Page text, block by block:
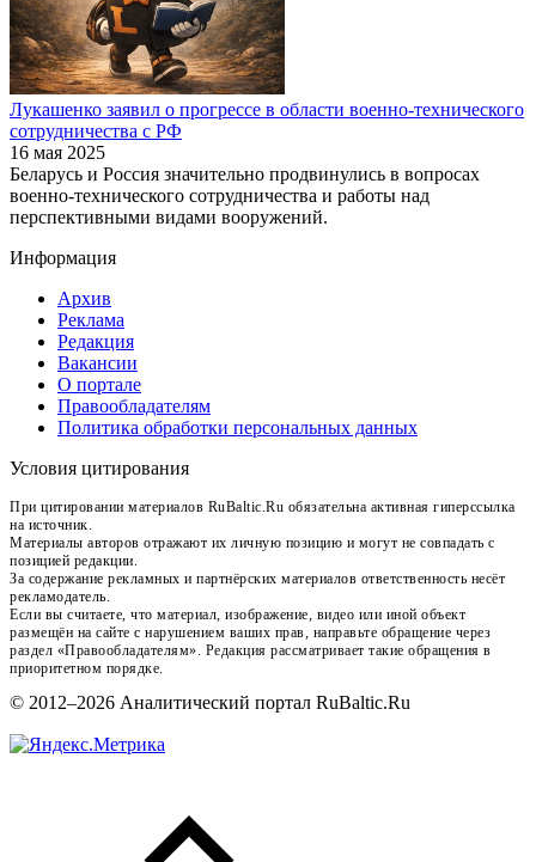
Лукашенко заявил о прогрессе в области военно-технического
сотрудничества с РФ
16 мая 2025
Беларусь и Россия значительно продвинулись в вопросах
военно-технического сотрудничества и работы над
перспективными видами вооружений.
Информация
Архив
Реклама
Редакция
Вакансии
О портале
Правообладателям
Политика обработки персональных данных
Условия цитирования
При цитировании материалов RuBaltic.Ru обязательна активная гиперссылка
на источник.
Материалы авторов отражают их личную позицию и могут не совпадать с
позицией редакции.
За содержание рекламных и партнёрских материалов ответственность несёт
рекламодатель.
Если вы считаете, что материал, изображение, видео или иной объект
размещён на сайте с нарушением ваших прав, направьте обращение через
раздел «Правообладателям». Редакция рассматривает такие обращения в
приоритетном порядке.
© 2012–2026 Аналитический портал RuBaltic.Ru